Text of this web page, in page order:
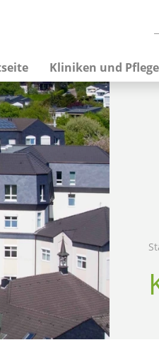
Kliniken und Pflege